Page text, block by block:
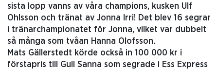
sista lopp vanns av våra champions, kusken Ulf
Ohlsson och tränat av Jonna Irri! Det blev 16 segrar
i tränarchampionatet för Jonna, vilket var dubbelt
så många som tvåan Hanna Olofsson.
Mats Gällerstedt körde också in 100 000 kr i
förstapris till Guli Sanna som segrade i Ess Express